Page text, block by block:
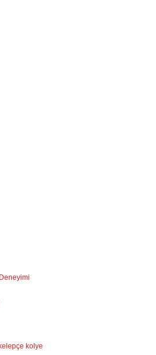
kolye